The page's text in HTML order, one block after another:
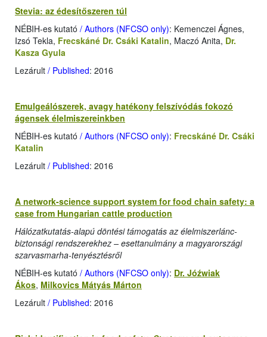
Stevia: az édesítőszeren túl
NÉBIH-es kutató / Authors (NFCSO only): Kemenczei Ágnes,
Izsó Tekla, Frecskáné Dr. Csáki Katalin, Maczó Anita, Dr.
Kasza Gyula
Lezárult / Published: 2016
Emulgeálószerek, avagy hatékony felszívódás fokozó
ágensek élelmiszereinkben
NÉBIH-es kutató / Authors (NFCSO only): Frecskáné Dr. Csáki
Katalin
Lezárult / Published: 2016
A network-science support system for food chain safety: a
case from Hungarian cattle production
Hálózatkutatás-alapú döntési támogatás az élelmiszerlánc-
biztonsági rendszerekhez – esettanulmány a magyarországi
szarvasmarha-tenyésztésről
NÉBIH-es kutató / Authors (NFCSO only): Dr. Jóźwiak
Ákos, Milkovics Mátyás Márton
Lezárult / Published: 2016